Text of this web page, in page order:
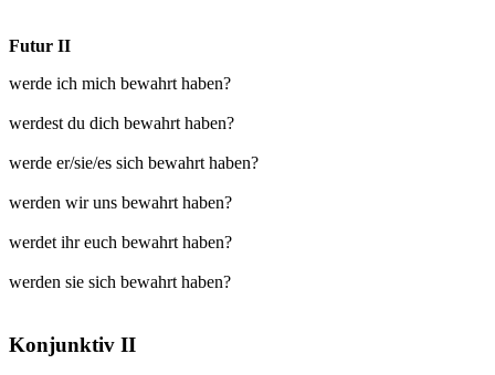
Futur II
werde ich mich bewahrt haben?
werdest du dich bewahrt haben?
werde er/sie/es sich bewahrt haben?
werden wir uns bewahrt haben?
werdet ihr euch bewahrt haben?
werden sie sich bewahrt haben?
Konjunktiv II